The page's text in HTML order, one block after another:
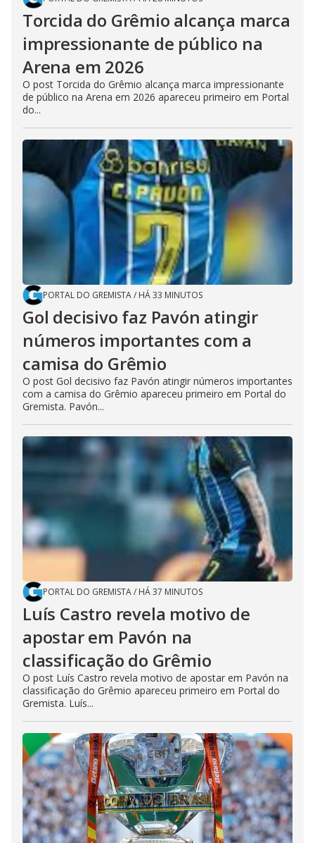
Torcida do Grêmio alcança marca
impressionante de público na
Arena em 2026
O post Torcida do Grêmio alcança marca impressionante
de público na Arena em 2026 apareceu primeiro em Portal
do...
PORTAL DO GREMISTA/ HÁ 33 MINUTOS
Gol decisivo faz Pavón atingir
números importantes com a
camisa do Grêmio
O post Gol decisivo faz Pavón atingir números importantes
com a camisa do Grêmio apareceu primeiro em Portal do
Gremista. Pavón...
PORTAL DO GREMISTA/ HÁ 37 MINUTOS
Luís Castro revela motivo de
apostar em Pavón na
classificação do Grêmio
O post Luís Castro revela motivo de apostar em Pavón na
classificação do Grêmio apareceu primeiro em Portal do
Gremista. Luís...